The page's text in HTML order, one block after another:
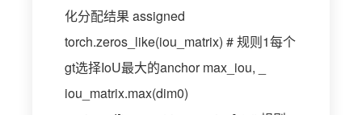
化分配结果 assigned
torch.zeros_like(iou_matrix) # 规则1每个
gt选择IoU最大的anchor max_iou, _
iou_matrix.max(dim0)